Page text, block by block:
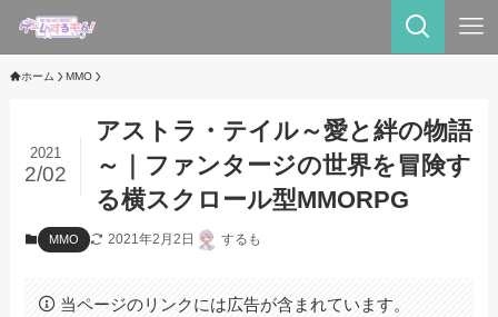
ホーム MMO
アストラ・テイル～愛と絆の物語
～｜ファンタージの世界を冒険す
る横スクロール型MMORPG
2021
2/02
MMO 2021年2月2日 するも
当ページのリンクには広告が含まれています。